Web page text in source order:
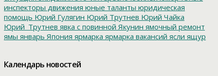
инспекторы движения юные таланты юридическая
помощь Юрий Гулягин Юрий Трутнев Юрий Чайка
Юрий_Трутнев явка с повинной Якунин ямочный ремонт
ямы январь Япония ярмарка ярмарка вакансий ясли ящур
Календарь новостей